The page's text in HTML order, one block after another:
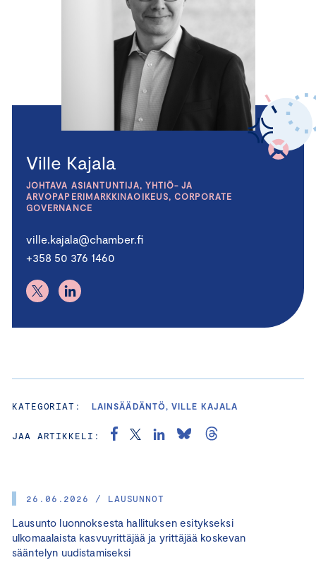
26.06.2026 / LAUSUNNOT
Lausunto luonnoksesta hallituksen esitykseksi
ulkomaalaista kasvuyrittäjää ja yrittäjää koskevan
sääntelyn uudistamiseksi
Ville Kajala
JOHTAVA ASIANTUNTIJA, YHTIÖ- JA
ARVOPAPERIMARKKINAOIKEUS, CORPORATE
GOVERNANCE
ville.kajala@chamber.fi
+358 50 376 1460
KATEGORIAT: LAINSÄÄDÄNTÖ, VILLE KAJALA
JAA ARTIKKELI: